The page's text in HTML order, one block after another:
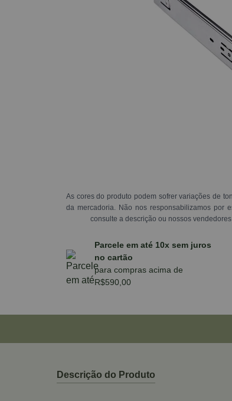
As cores do produto podem sofrer variações de
da mercadoria. Não nos responsabilizamos por
consulte a descrição ou nossos
Parcele em até 10x sem juros
no cartão
para compras acima de
R$590,00
Descrição do Produto